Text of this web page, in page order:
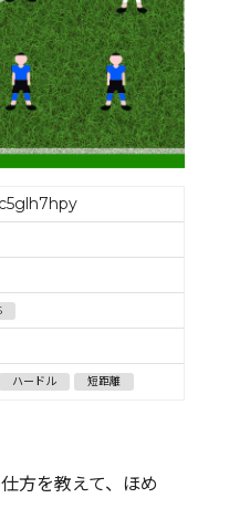
ハードル 短距離
方を教えて、ほめ